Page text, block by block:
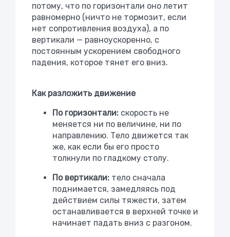
потому, что по горизонтали оно летит
равномерно (ничто не тормозит, если
нет сопротивления воздуха), а по
вертикали — равноускоренно, с
постоянным ускорением свободного
падения, которое тянет его вниз.
Как разложить движение
По горизонтали: скорость не
меняется ни по величине, ни по
направлению. Тело движется так
же, как если бы его просто
толкнули по гладкому столу.
По вертикали: тело сначала
поднимается, замедляясь под
действием силы тяжести, затем
останавливается в верхней точке и
начинает падать вниз с разгоном.